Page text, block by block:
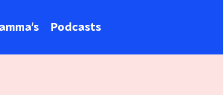
Podcasts